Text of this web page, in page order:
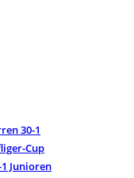
30-1
Cup
Junioren